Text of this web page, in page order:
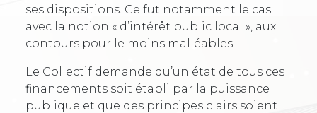
ses dispositions. Ce fut notamment le cas
avec la notion « d’intérêt public local », aux
contours pour le moins malléables.
Le Collectif demande qu’un état de tous ces
financements soit établi par la puissance
publique et que des principes clairs soient